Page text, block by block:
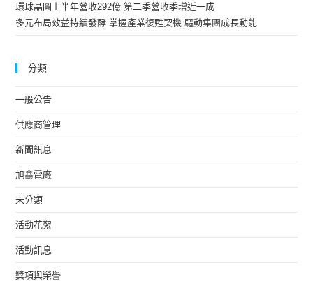
環球晶圓上半年營收292億 第二季營收季增近一成
多元布局效益持續發酵 掌握產業復甦契機 驅動集團成長動能
分類
一般公告
供應商管理
新聞訊息
旭鑫電廠
未分類
活動花絮
活動訊息
獎項與榮譽